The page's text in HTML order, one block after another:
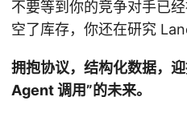
不要等到你的竞争对手已
空了库存，你还在研究
拥抱协议，结构化数据，
Agent 调用”的未来。